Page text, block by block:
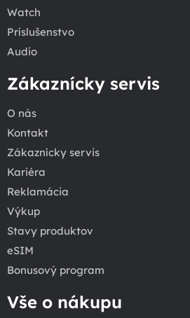
Watch
Príslušenstvo
Audio
Zákaznícky servis
O nás
Kontakt
Zákaznícky servis
Kariéra
Reklamácia
Výkup
Stavy produktov
eSIM
Bonusový program
Vše o nákupu